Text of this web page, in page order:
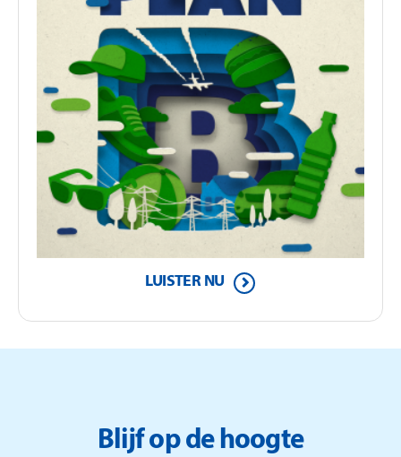
LUISTER NU
Blijf op de hoogte